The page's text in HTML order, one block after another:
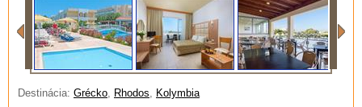
Destinácia: Grécko, Rhodos, Kolymbia